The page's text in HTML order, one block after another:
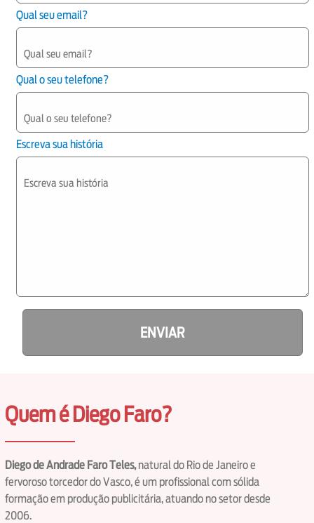
Qual seu email?
Qual o seu telefone?
Escreva sua história
ENVIAR
Quem é Diego Faro?
Diego de Andrade Faro Teles,natural do Rio de Janeiro e
fervoroso torcedor do Vasco, é um profissional com sólida
formação em produção publicitária, atuando no setor desde
2006.